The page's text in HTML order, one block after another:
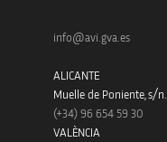
info@avi.gva.es
ALICANTE
Muelle de Poniente, s/
(+34) 96 654 59 30
VALÈNCIA